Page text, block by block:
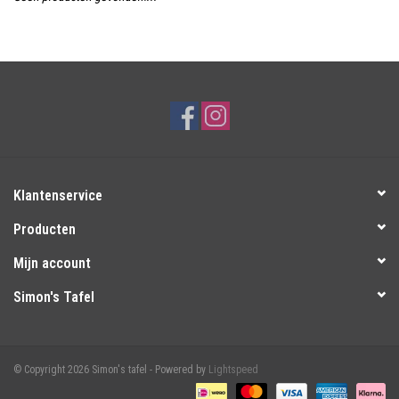
Cadeaubonnen
Klantenservice
Producten
Mijn account
Simon's Tafel
© Copyright 2026 Simon's tafel - Powered by Lightspeed